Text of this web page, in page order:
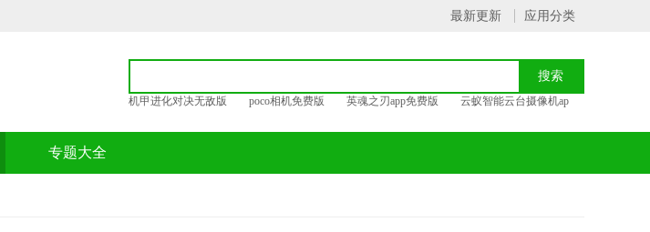
最新更新 应用分类
机甲进化对决无敌版 poco相机免费版 英魂之刃app免费版
云蚁智能云台摄像机ap
专题大全